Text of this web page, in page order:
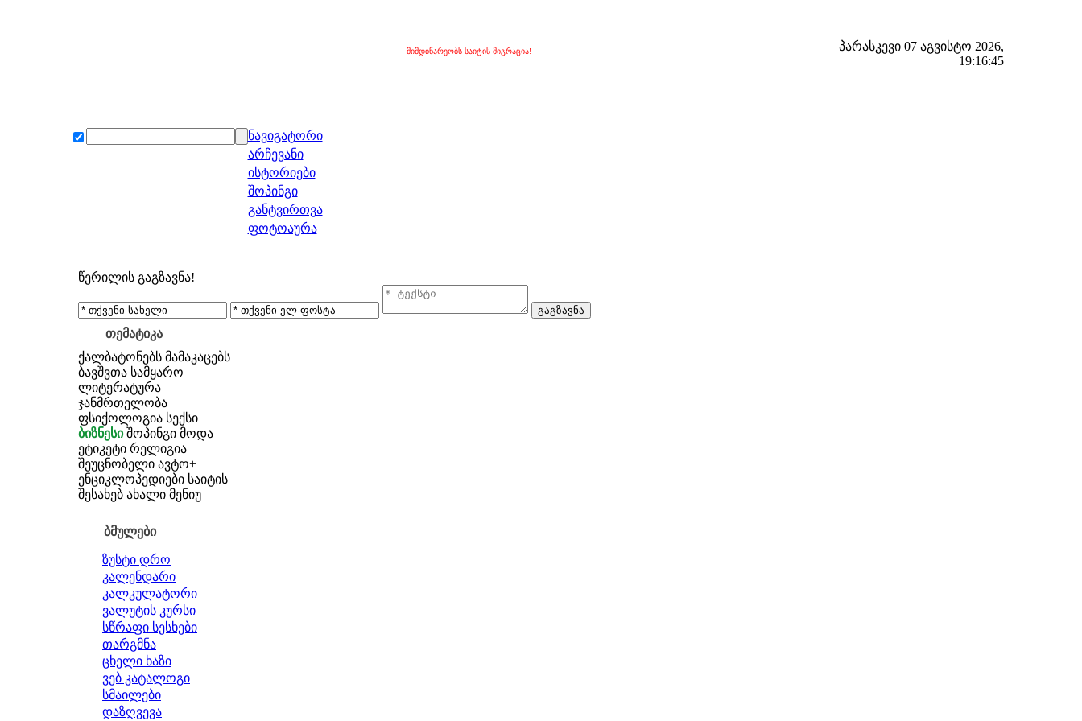
მიმდინარეობს საიტის მიგრაცია!
პარასკევი 07 აგვისტო 2026,
19:16:46
ნავიგატორი
არჩევანი
ისტორიები
შოპინგი
განტვირთვა
ფოტოაურა
წერილის გაგზავნა!
თემატიკა
ქალბატონებს მამაკაცებს
ბავშვთა სამყარო
ლიტერატურა
ჯანმრთელობა
ფსიქოლოგია სექსი
ბიზნესი შოპინგი მოდა
ეტიკეტი რელიგია
შეუცნობელი ავტო+
ენციკლოპედიები საიტის
შესახებ ახალი მენიუ
ბმულები
ზუსტი დრო
კალენდარი
კალკულატორი
ვალუტის კურსი
სწრაფი სესხები
თარგმნა
ცხელი ხაზი
ვებ კატალოგი
სმაილები
დაზღვევა